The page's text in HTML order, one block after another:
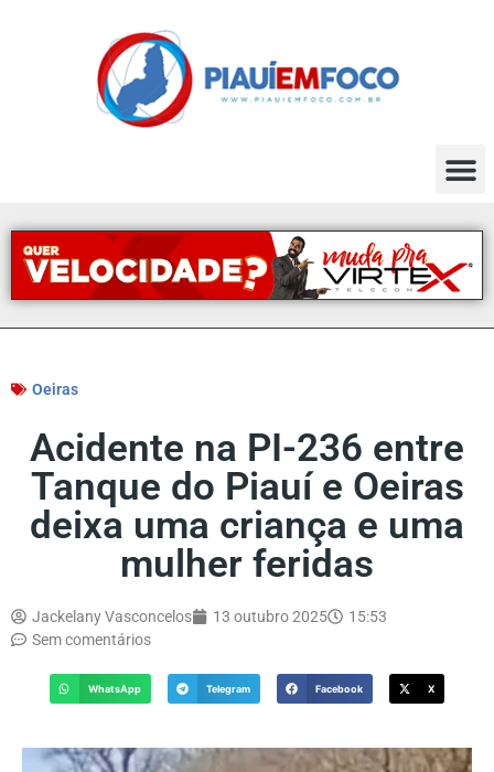
Oeiras
Acidente na PI-236 entre
Tanque do Piauí e Oeiras
deixa uma criança e uma
mulher feridas
Jackelany Vasconcelos 13 outubro 2025
15:53
Sem comentários
WhatsApp Telegram Facebook X